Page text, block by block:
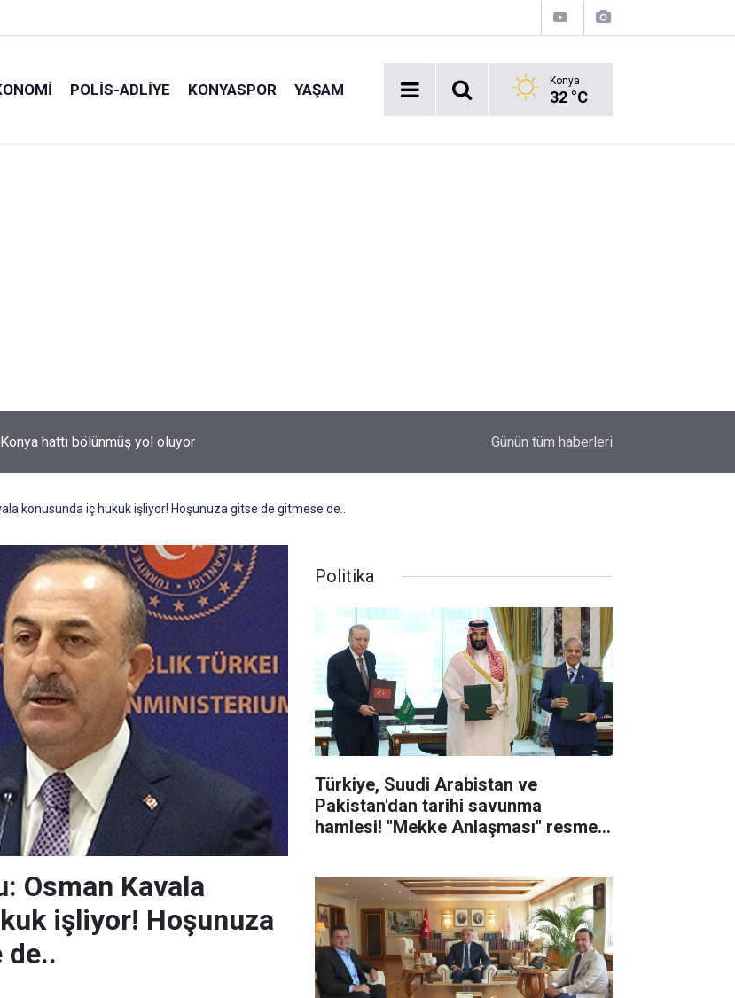
POLİS-ADLİYE KONYASPOR YAŞAM Konya
32 °C
hattı bölünmüş yol oluyor Erkin Koray'ı bir tek onlar hatırladı
Günün tüm haberleri
konusunda iç hukuk işliyor! Hoşunuza gitse de gitmese de..
Osman Kavala
işliyor! Hoşunuza
de..
Politika
Türkiye, Suudi Arabistan ve
Pakistan'dan tarihi savunma
hamlesi! "Mekke Anlaşması" resmen